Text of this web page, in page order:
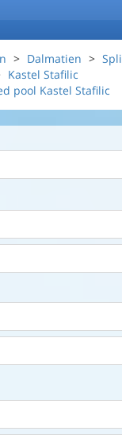
Dalmatien
Kastel Stafilic
pool Kastel Stafilic